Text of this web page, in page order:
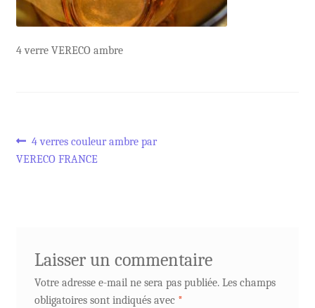
4 verre VERECO ambre
Navigation
Article
précédent :
4 verres couleur ambre par
VERECO FRANCE
Laisser un commentaire
Votre adresse e-mail ne sera pas publiée. Les champs
obligatoires sont indiqués avec *